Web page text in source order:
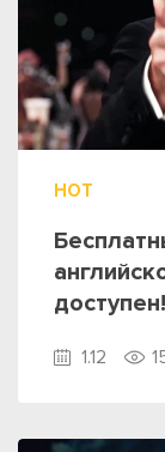
HOT
доступен!
1.12